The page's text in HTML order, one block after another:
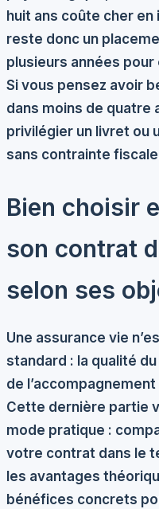
huit ans coûte cher en
reste donc un
plusieurs années
Si vous pensez avoir
dans moins de quatre
privilégier un livret ou
sans contrainte
Bien choisir
son contrat
selon ses
Une assurance vie
standard : la qualité
de
Cette dernière partie
mode pratique :
votre contrat dans le
les avantages
bénéfices concrets